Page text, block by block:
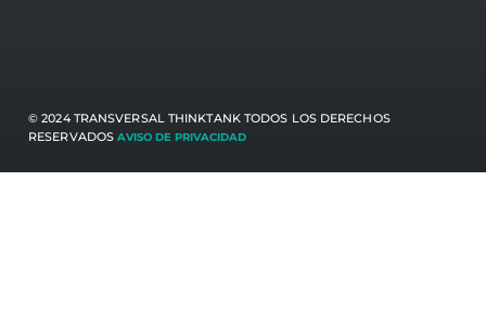
© 2024 TRANSVERSAL THINKTANK TODOS LOS DERECHOS
RESERVADOSAVISO DE PRIVACIDAD